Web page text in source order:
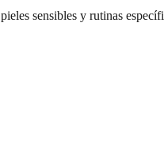
sensibles y rutinas